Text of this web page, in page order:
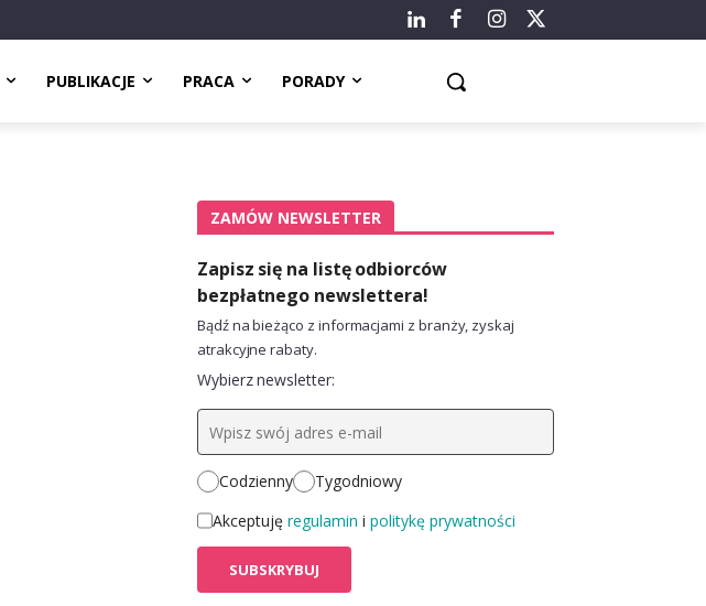
PUBLIKACJE PRACA PORADY
ZAMÓW NEWSLETTER
Zapisz się na listę odbiorców
bezpłatnego newslettera!
Bądź na bieżąco z informacjami z branży, zyskaj
atrakcyjne rabaty.
Wybierz newsletter:
Codzienny
Tygodniowy
Akceptuję regulamin i politykę prywatności